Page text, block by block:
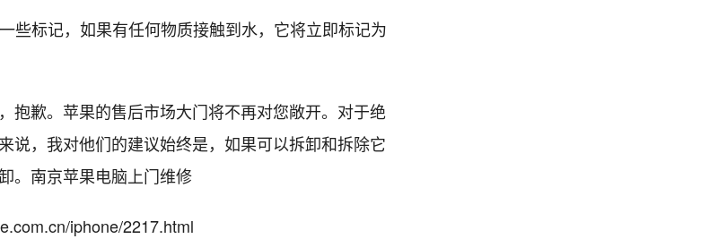
些标记，如果有任何物质接触到水，它将立即标记为
抱歉。苹果的售后市场大门将不再对您敞开。对于绝
说，我对他们的建议始终是，如果可以拆卸和拆除它
。南京苹果电脑上门维修
iphone/2217.html